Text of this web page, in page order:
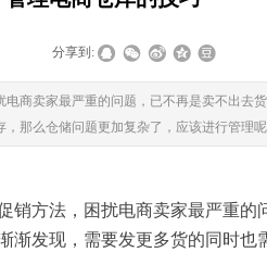
分享到:
商卖家最严重的问题，已不再是卖不出去
那么仓储问题更加复杂了，应该进行管理呢
方法，困扰电商卖家最严重的
渐发现，需要发更多货的同时也